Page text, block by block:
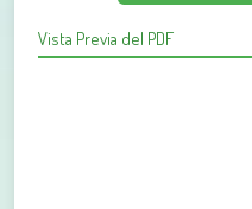
Vista Previa del PDF